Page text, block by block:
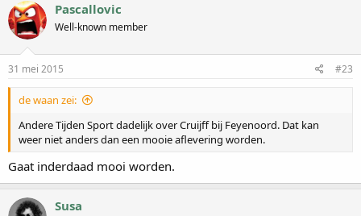
Pascallovic
Well-known member
31 mei 2015 #23
de waan zei:
Andere Tijden Sport dadelijk over Cruijff bij Feyenoord. Dat kan
weer niet anders dan een mooie aflevering worden.
Gaat inderdaad mooi worden.
Susa